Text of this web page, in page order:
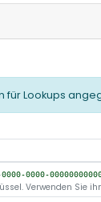
für Lookups
0000-
Verwenden Sie